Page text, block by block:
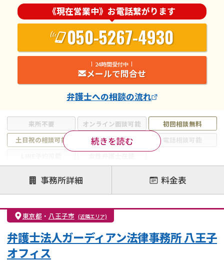
来所不要 オンライン面談可能
初回相談無料
土日祝の相談可能
19時以降電話可能
電話相談可能
注力案件
離婚前相談
離婚調停
離婚裁判
親権・面会交流権
DV
モラハラ
不貞・不倫慰謝料請求
国際離婚
財産分与
内縁の夫婦 熟年離婚
続きを読む
《現在営業中》お電話繋がります
050-5267-4930
24時間受付中
メールで問合せ
弁護士への相談の流れ
事務所詳細 料金表
東京都 ・ 八王子市 (近隣エリア)
弁護士法人ガーディアン法律事務所 八王子
オフィス